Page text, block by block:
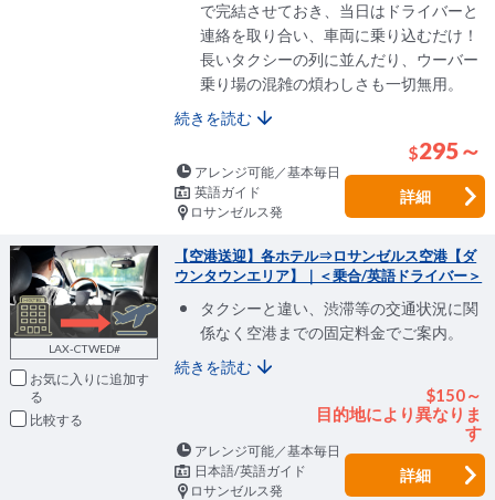
で完結させておき、当日はドライバーと
連絡を取り合い、車両に乗り込むだけ！
長いタクシーの列に並んだり、ウーバー
乗り場の混雑の煩わしさも一切無用。
続きを読む
$295～
アレンジ可能／基本毎日
英語ガイド
ロサンゼルス発
詳細
LAX-CTWED#
お気に入りに追加
比較
【空港送迎】各ホテル⇒ロサンゼルス空港【ダ
ウンタウンエリア】｜＜乗合/英語ドライバー＞
タクシーと違い、渋滞等の交通状況に関
係なく空港までの固定料金でご案内。
続きを読む
$150～
目的地により異なりま
す
アレンジ可能／基本毎日
日本語/英語ガイド
ロサンゼルス発
詳細